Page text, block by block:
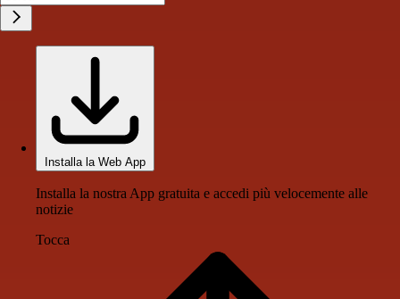
Installa la Web App
Installa la nostra App gratuita e accedi più velocemente alle
notizie
Tocca